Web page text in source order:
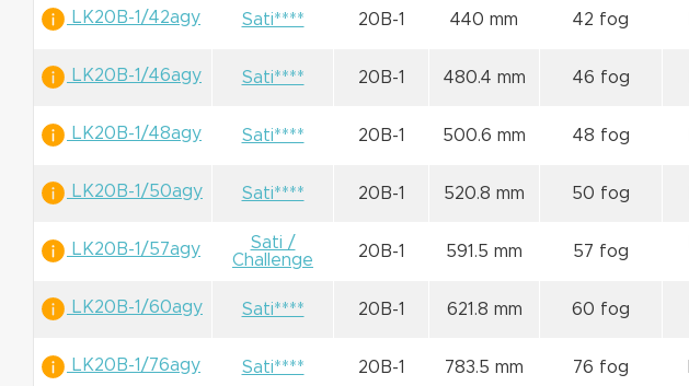
LK20B-1/42agy Sati**** 20B-1 440 mm 42 fog
LK20B-1/46agy Sati**** 20B-1 480.4 mm 46 fog
LK20B-1/48agy Sati**** 20B-1 500.6 mm 48 fog
LK20B-1/50agy Sati**** 20B-1 520.8 mm 50 fog
LK20B-1/57agy
Sati /
Challenge
20B-1 591.5 mm 57 fog
LK20B-1/60agy Sati**** 20B-1 621.8 mm 60 fog
LK20B-1/76agy Sati**** 20B-1 783.5 mm 76 fog